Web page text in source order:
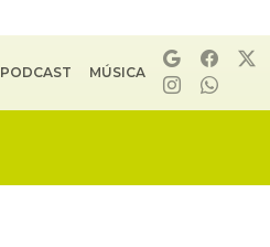
PODCAST MÚSICA